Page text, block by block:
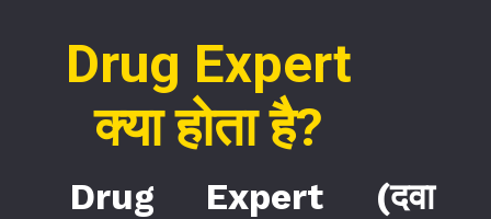
Drug Expert (दवा
Drug Expert
क्या होता है?